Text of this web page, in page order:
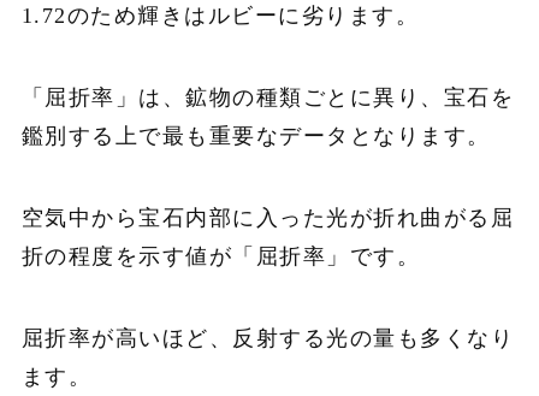
1.72のため輝きはルビーに劣ります。
「屈折率」は、鉱物の種類ごとに異り、宝石を
鑑別する上で最も重要なデータとなります。
空気中から宝石内部に入った光が折れ曲がる屈
折の程度を示す値が「屈折率」です。
屈折率が高いほど、反射する光の量も多くなり
ます。